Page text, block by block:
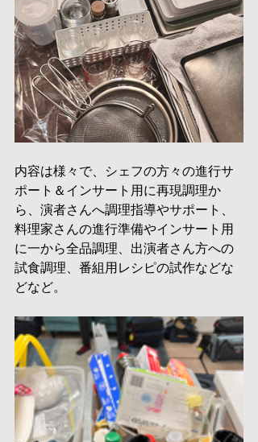
内容は様々で、シェフの方々の進行サ
ポート＆インサート用に再現調理か
ら、演者さんへ調理指導やサポート、
料理家さんの進行準備やインサート用
に一から全品調理、出演者さん方への
試食調理、番組用レシピの試作などな
どなど。